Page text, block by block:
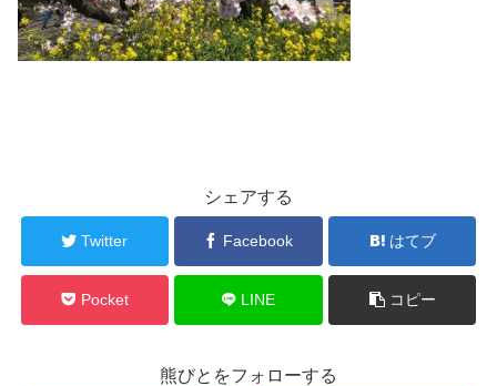
シェアする
Twitter Facebook はてブ
Pocket LINE コピー
熊びとをフォローする